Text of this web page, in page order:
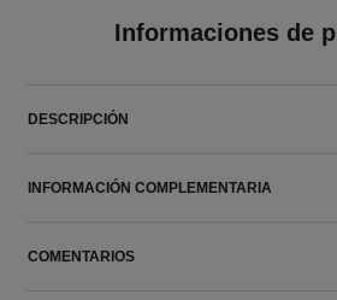
Informaciones de
DESCRIPCIÓN
INFORMACIÓN COMPLEMENTARIA
COMENTARIOS